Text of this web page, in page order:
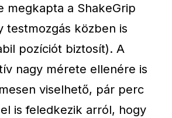
megkapta a ShakeGrip
testmozgás közben is
pozíciót biztosít). A
nagy mérete ellenére is
viselhető, pár perc
is feledkezik arról, hogy